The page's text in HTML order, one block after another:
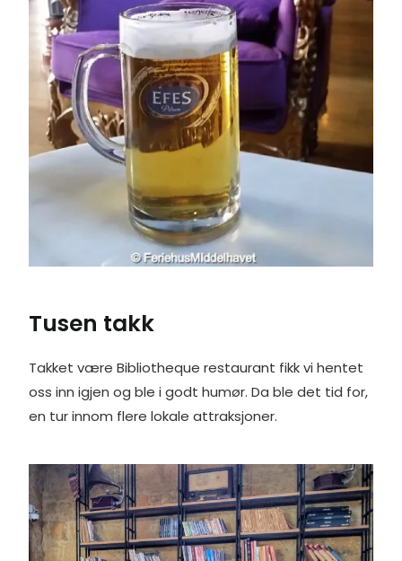
Tusen takk
Takket være Bibliotheque restaurant fikk vi hentet
oss inn igjen og ble i godt humør. Da ble det tid for,
en tur innom flere lokale attraksjoner.